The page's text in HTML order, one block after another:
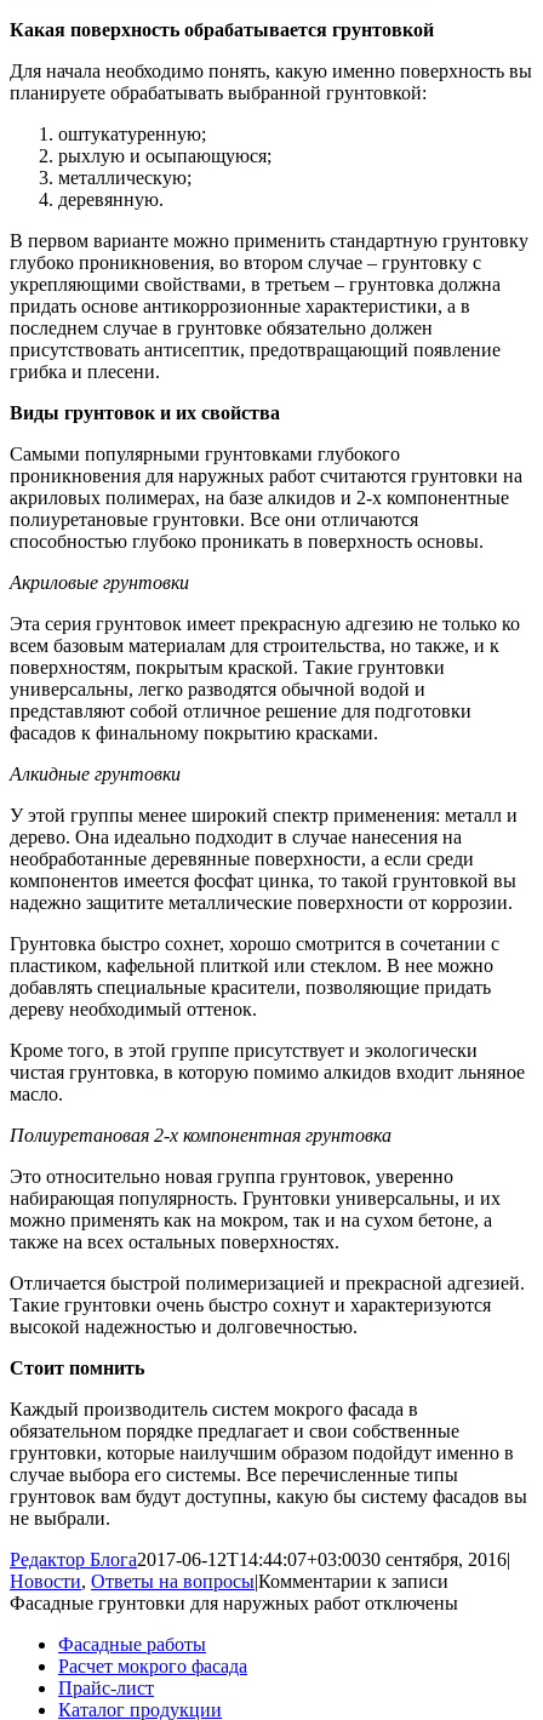
Какая поверхность обрабатывается грунтовкой
Для начала необходимо понять, какую именно поверхность вы
планируете обрабатывать выбранной грунтовкой:
оштукатуренную;
рыхлую и осыпающуюся;
металлическую;
деревянную.
В первом варианте можно применить стандартную грунтовку
глубоко проникновения, во втором случае – грунтовку с
укрепляющими свойствами, в третьем – грунтовка должна
придать основе антикоррозионные характеристики, а в
последнем случае в грунтовке обязательно должен
присутствовать антисептик, предотвращающий появление
грибка и плесени.
Виды грунтовок и их свойства
Самыми популярными грунтовками глубокого
проникновения для наружных работ считаются грунтовки на
акриловых полимерах, на базе алкидов и 2-х компонентные
полиуретановые грунтовки. Все они отличаются
способностью глубоко проникать в поверхность основы.
Акриловые грунтовки
Эта серия грунтовок имеет прекрасную адгезию не только ко
всем базовым материалам для строительства, но также, и к
поверхностям, покрытым краской. Такие грунтовки
универсальны, легко разводятся обычной водой и
представляют собой отличное решение для подготовки
фасадов к финальному покрытию красками.
Алкидные грунтовки
У этой группы менее широкий спектр применения: металл и
дерево. Она идеально подходит в случае нанесения на
необработанные деревянные поверхности, а если среди
компонентов имеется фосфат цинка, то такой грунтовкой вы
надежно защитите металлические поверхности от коррозии.
Грунтовка быстро сохнет, хорошо смотрится в сочетании с
пластиком, кафельной плиткой или стеклом. В нее можно
добавлять специальные красители, позволяющие придать
дереву необходимый оттенок.
Кроме того, в этой группе присутствует и экологически
чистая грунтовка, в которую помимо алкидов входит льняное
масло.
Полиуретановая 2-х компонентная грунтовка
Это относительно новая группа грунтовок, уверенно
набирающая популярность. Грунтовки универсальны, и их
можно применять как на мокром, так и на сухом бетоне, а
также на всех остальных поверхностях.
Отличается быстрой полимеризацией и прекрасной адгезией.
Такие грунтовки очень быстро сохнут и характеризуются
высокой надежностью и долговечностью.
Стоит помнить
Каждый производитель систем мокрого фасада в
обязательном порядке предлагает и свои собственные
грунтовки, которые наилучшим образом подойдут именно в
случае выбора его системы. Все перечисленные типы
грунтовок вам будут доступны, какую бы систему фасадов вы
не выбрали.
Редактор Блога2017-06-12T14:44:07+03:0030 сентября, 2016|
Новости, Ответы на вопросы|Комментарии к записи
Фасадные грунтовки для наружных работ отключены
Фасадные работы
Расчет мокрого фасада
Прайс-лист
Каталог продукции